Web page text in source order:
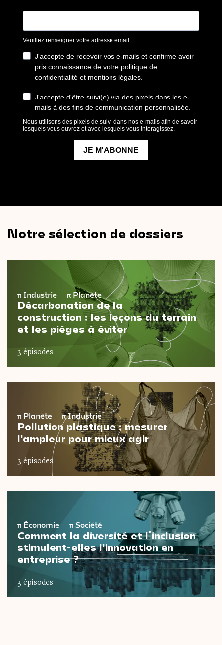
Notre sélection de dossiers
π Industrie π Planète
Décarbonation de la
construction : les leçons du terrain
et les pièges à éviter
3 épisodes
π Planète πIndustrie
Pollution plastique : mesurer
l'ampleur pour mieux agir
3 épisodes
π Économie π Société
Comment la diversité et l’inclusion
stimulent-elles l'innovation en
entreprise ?
3 épisodes